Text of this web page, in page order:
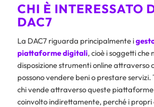
CHI È INTERESSATO
DAC7
La DAC7 riguarda principalmente i
piattaforme digitali, cioè i soggetti che
disposizione strumenti online attraverso
possono vendere beni o prestare
chi vende attraverso queste piattaforme
coinvolto indirettamente, perché i propri